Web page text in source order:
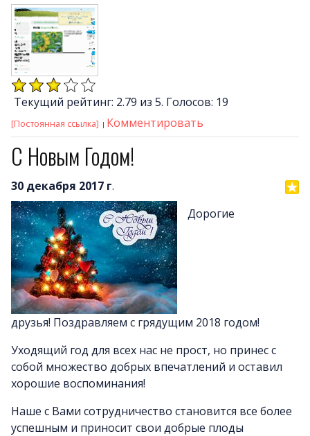
Текущий рейтинг: 2.79 из 5. Голосов: 19
[Постоянная ссылка] Комментировать
С Новым Годом!
30 декабря 2017 г.
Дорогие
друзья! Поздравляем с грядущим 2018 годом!
Уходящий год для всех нас не прост, но принес с
собой множество добрых впечатлений и оставил
хорошие воспоминания!
Наше с Вами сотрудничество становится все более
успешным и приносит свои добрые плоды